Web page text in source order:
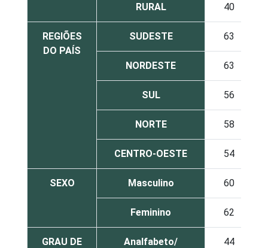
RURAL 40
REGIÕES
DO PAÍS
SUDESTE 63
NORDESTE 63
SUL 56
NORTE 58
CENTRO-OESTE 54
SEXO Masculino 60
Feminino 62
GRAU DE
Analfabeto/
44